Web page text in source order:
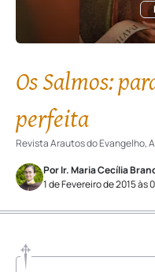
Os Salmos:
perfeita
Revista Arautos do Evangelho,
Por Ir. Maria Cecília
1 de Fevereiro de 2015 às